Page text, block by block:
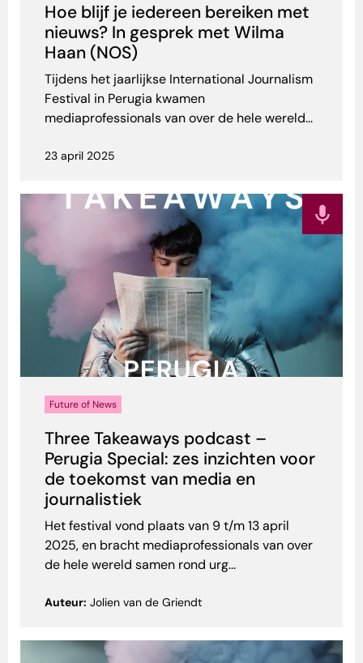
Hoe blijf je iedereen bereiken met
nieuws? In gesprek met Wilma
Haan (NOS)
Tijdens het jaarlijkse International Journalism
Festival in Perugia kwamen
mediaprofessionals van over de hele wereld...
23 april 2025
Future of News
Three Takeaways podcast –
Perugia Special: zes inzichten voor
de toekomst van media en
journalistiek
Het festival vond plaats van 9 t/m 13 april
2025, en bracht mediaprofessionals van over
de hele wereld samen rond urg...
Auteur: Jolien van de Griendt